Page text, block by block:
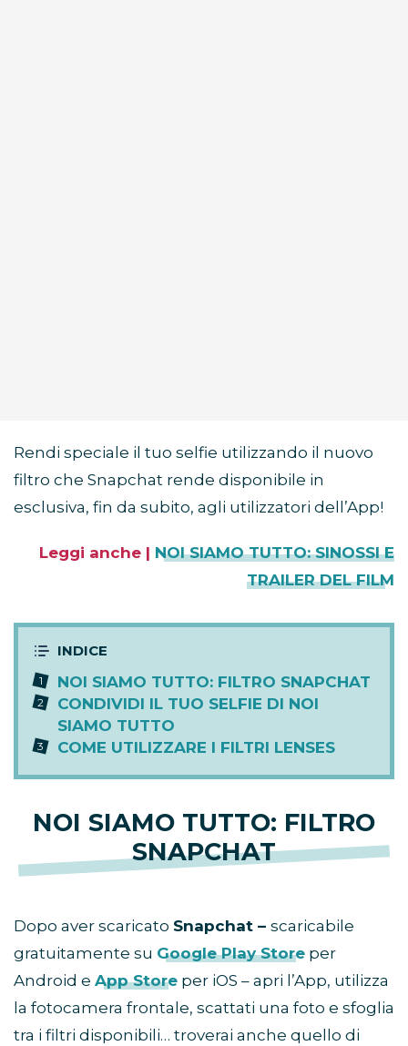
Rendi speciale il tuo selfie utilizzando il nuovo
filtro che Snapchat rende disponibile in
esclusiva, fin da subito, agli utilizzatori dell’App!
Leggi anche | NOI SIAMO TUTTO: SINOSSI E
TRAILER DEL FILM
NOI SIAMO TUTTO: FILTRO SNAPCHAT
CONDIVIDI IL TUO SELFIE DI NOI
SIAMO TUTTO
COME UTILIZZARE I FILTRI LENSES
NOI SIAMO TUTTO: FILTRO
SNAPCHAT
Dopo aver scaricato Snapchat – scaricabile
gratuitamente su Google Play Store per
Android e App Store per iOS – apri l’App, utilizza
la fotocamera frontale, scattati una foto e sfoglia
tra i filtri disponibili… troverai anche quello di